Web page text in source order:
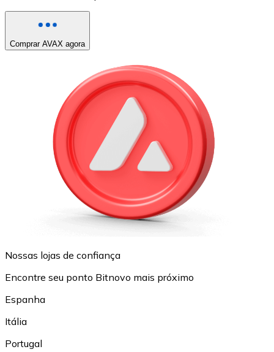
Comprar AVAX agora
Nossas lojas de confiança
Encontre seu ponto Bitnovo mais próximo
Espanha
Itália
Portugal